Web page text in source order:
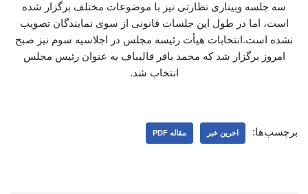
سه جلسه وبیناری ‌نظارتی نیز با موضوعات مختلف برگزار شده
است، اما در طول این جلسات قانونی از سوی نمایندگان تصویب
نشده است.انتخابات هیأت‌ رئیسه مجلس در اجلاسیه سوم نیز صبح
امروز برگزار شد که محمد باقر قالیباف به عنوان رئیس مجلس
انتخاب شد.
برچسب‌ها: اخرین خبر مقاله PDF